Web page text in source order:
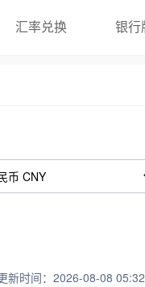
汇率兑换 银行
新时间：2026-08-08